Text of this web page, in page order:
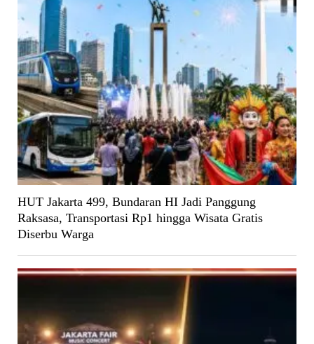
HUT Jakarta 499, Bundaran HI Jadi Panggung
Raksasa, Transportasi Rp1 hingga Wisata Gratis
Diserbu Warga